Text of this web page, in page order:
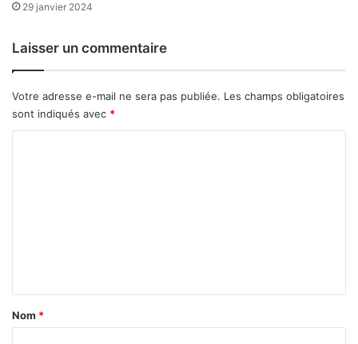
t
a
i
o
n
2
0
2
c
i
n
d
e
o
n
29 janvier 2024
Laisser un commentaire
Votre adresse e-mail ne sera pas publiée. Les champs obligatoires
sont indiqués avec *
a
Nom *